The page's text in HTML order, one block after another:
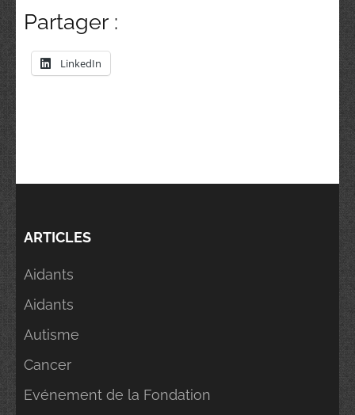
Partager :
LinkedIn
ARTICLES
Aidants
Aidants
Autisme
Cancer
Evénement de la Fondation